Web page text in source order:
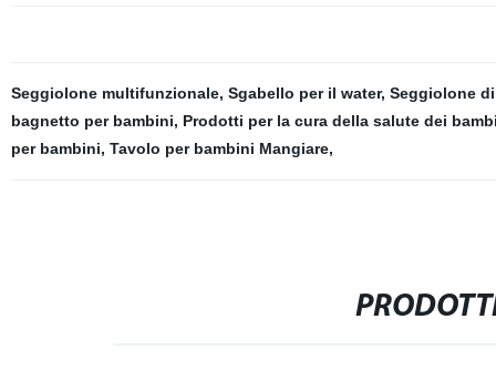
Seggiolone multifunzionale, Sgabello per il water, Seggiolone
bagnetto per bambini, Prodotti per la cura della salute dei
per bambini, Tavolo per bambini Mangiare,